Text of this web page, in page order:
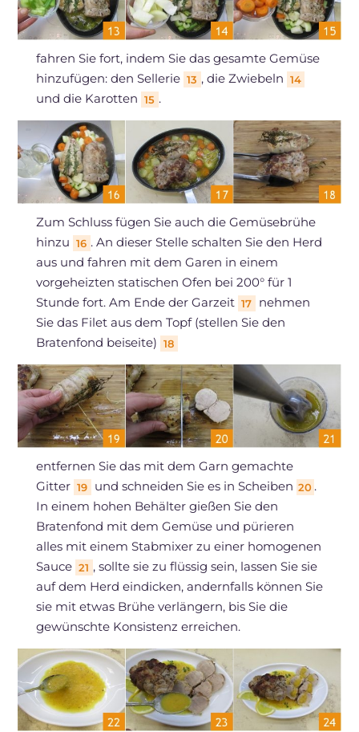
fahren Sie fort, indem Sie das gesamte Gemüse
hinzufügen: den Sellerie 13 , die Zwiebeln 14
und die Karotten 15 .
Zum Schluss fügen Sie auch die Gemüsebrühe
hinzu 16 . An dieser Stelle schalten Sie den Herd
aus und fahren mit dem Garen in einem
vorgeheizten statischen Ofen bei 200° für 1
Stunde fort. Am Ende der Garzeit 17
nehmen
Sie das Filet aus dem Topf (stellen Sie den
Bratenfond beiseite) 18
entfernen Sie das mit dem Garn gemachte
Gitter 19 und schneiden Sie es in Scheiben 20 .
In einem hohen Behälter gießen Sie den
Bratenfond mit dem Gemüse und pürieren
alles mit einem Stabmixer zu einer homogenen
Sauce 21 , sollte sie zu flüssig sein, lassen Sie sie
auf dem Herd eindicken, andernfalls können Sie
sie mit etwas Brühe verlängern, bis Sie die
gewünschte Konsistenz erreichen.